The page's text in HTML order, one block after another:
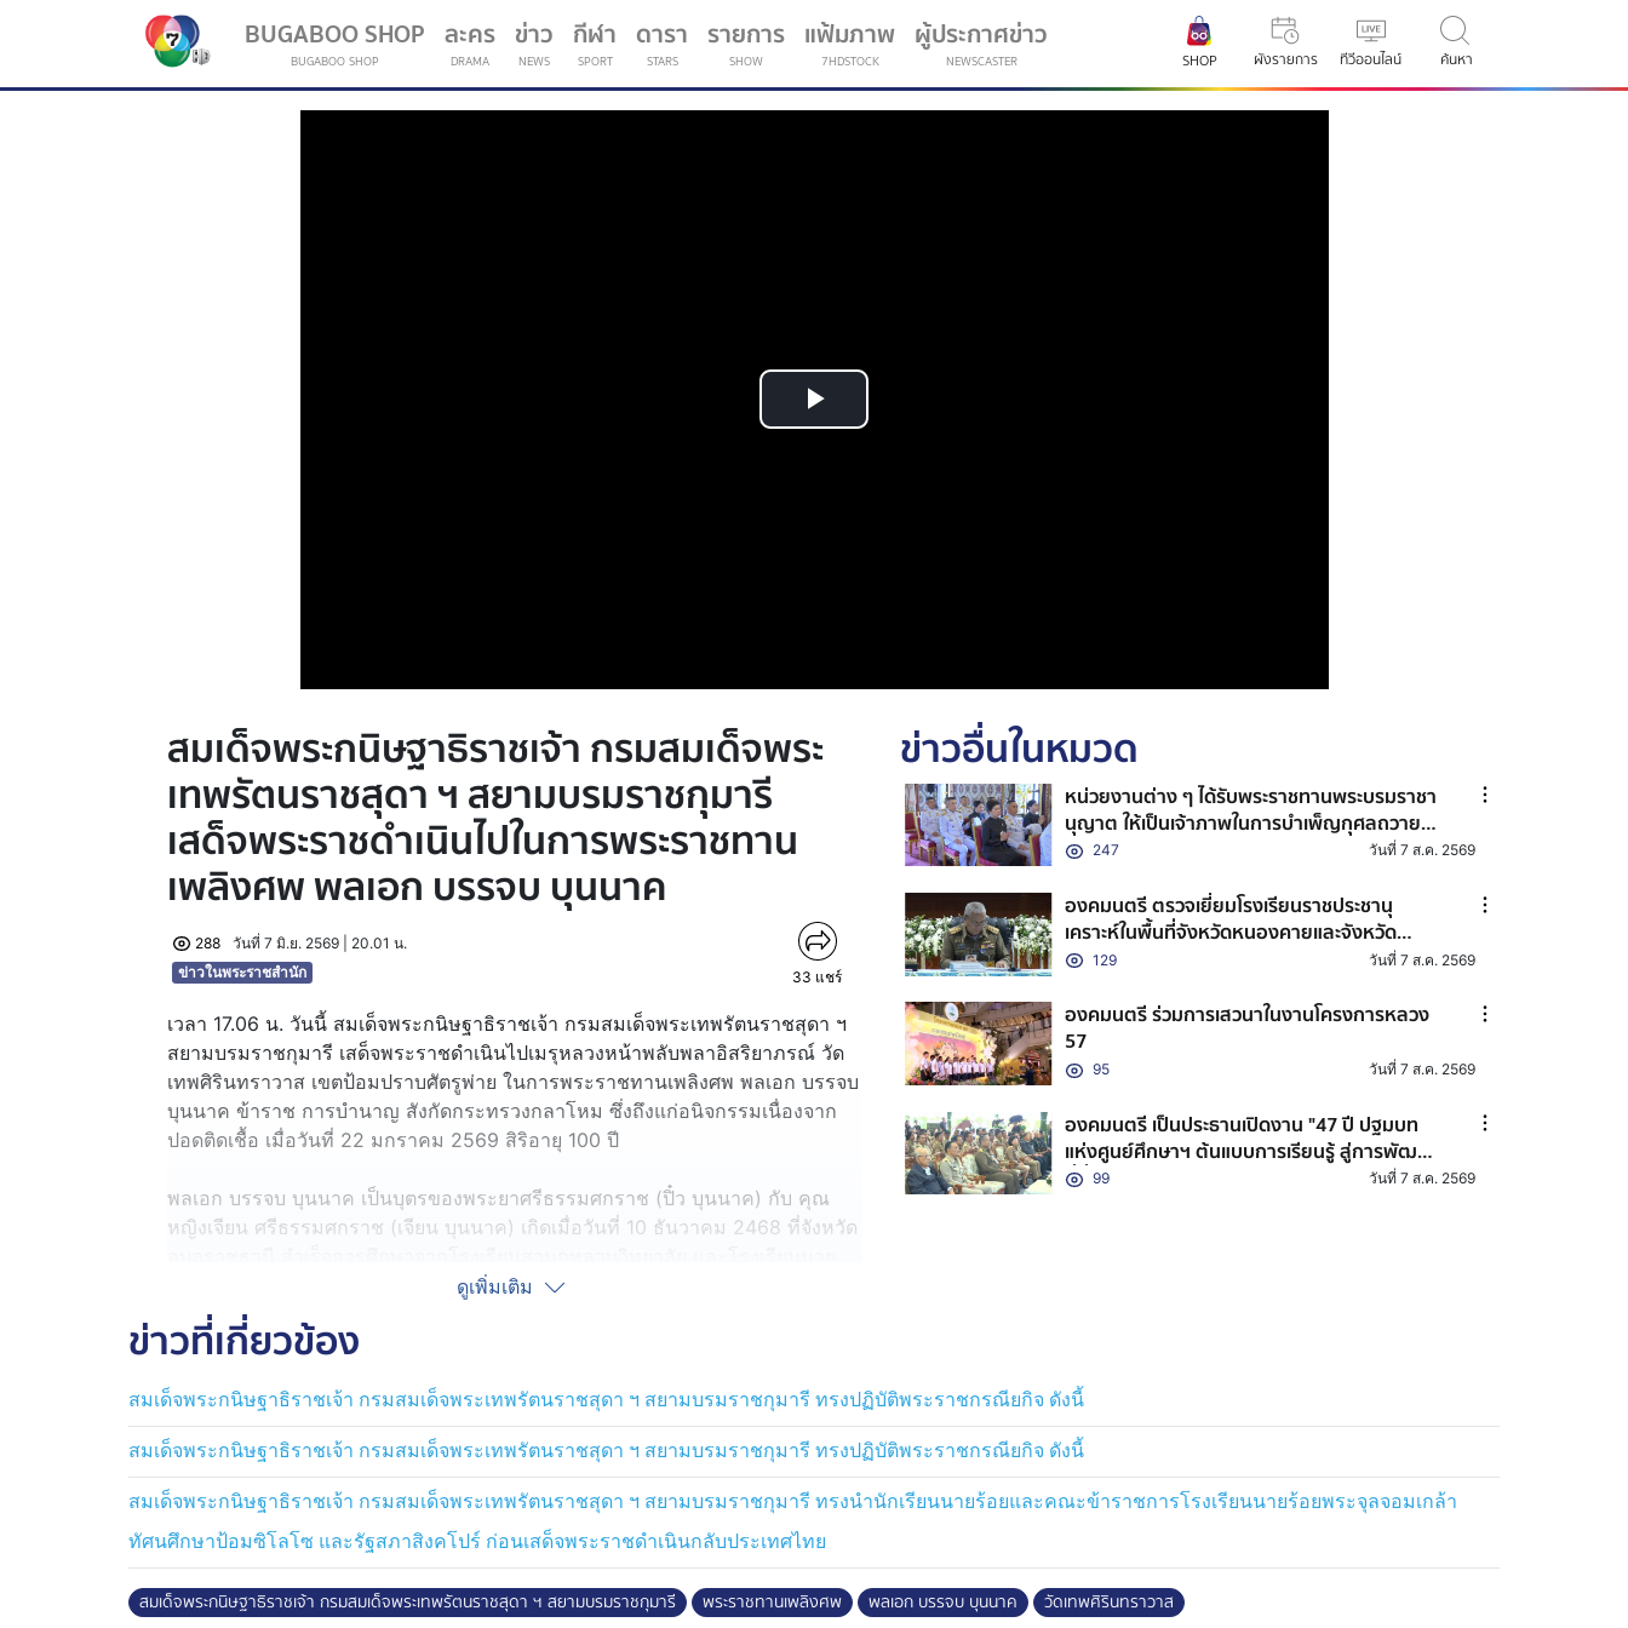
BUGABOO SHOP
BUGABOO SHOP
ละคร
DRAMA
ข่าว
NEWS
กีฬา
SPORT
(current)
ดารา
STARS
รายการ
SHOW
แฟ้มภาพ
7HDSTOCK
ผู้ประกาศข่าว
NEWSCASTER SHOP ผังรายการ ทีวีออนไลน์ ค้นหา
Play
สมเด็จพระกนิษฐาธิราชเจ้า กรมสมเด็จพระ
เทพรัตนราชสุดา ฯ สยามบรมราชกุมารี
เสด็จพระราชดำเนินไปในการพระราชทาน
เพลิงศพ พลเอก บรรจบ บุนนาค
288
วันที่ 7 มิ.ย. 2569 | 20.01 น.
ข่าวในพระราชสำนัก
33 แชร์
เวลา 17.06 น. วันนี้ สมเด็จพระกนิษฐาธิราชเจ้า กรมสมเด็จพระเทพรัตนราชสุดา ฯ
สยามบรมราชกุมารี เสด็จพระราชดำเนินไปเมรุหลวงหน้าพลับพลาอิสริยาภรณ์ วัด
เทพศิรินทราวาส เขตป้อมปราบศัตรูพ่าย ในการพระราชทานเพลิงศพ พลเอก บรรจบ
บุนนาค ข้าราช การบำนาญ สังกัดกระทรวงกลาโหม ซึ่งถึงแก่อนิจกรรมเนื่องจาก
ปอดติดเชื้อ เมื่อวันที่ 22 มกราคม 2569 สิริอายุ 100 ปี
พลเอก บรรจบ บุนนาค เป็นบุตรของพระยาศรีธรรมศกราช (ปิ๋ว บุนนาค) กับ คุณ
หญิงเจียน ศรีธรรมศกราช (เจียน บุนนาค) เกิดเมื่อวันที่ 10 ธันวาคม 2468 ที่จังหวัด
ร้อยพระจุลจอมเกล้า และมีโอกาสได้ไปศึกษาหลักสูตรโรงเรียนทหารช่าง ชั้น
ผบ.ร้อย และหลักสูตรการประปา ที่ Fort Belvoir รัฐเวอร์จิเนีย สหรัฐอเมริกา เมื่อรับ
ราชการแล้วมีโอกาสได้ศึกษาวิชาทางการทหารชั้นสูง ที่โรงเรียนเสนาธิการทหาร
(หลักสูตรเร่งรัด) ชุดที่ 11
พลเอก บรรจบ บุนนาค เป็นผู้มีความรู้ความสามารถ ปฏิบัติหน้าที่ด้วยความซื่อสัตย์
สุจริตและจงรักภักดี มีความเจริญก้าวหน้ามาโดยตลอด ในปี 2520 มีพระบรม
ราชโองการ โปรดเกล้าโปรดกระหม่อมให้เป็นราชองครักษ์เวร และในปี 2535 ได้
รับแต่งตั้งให้เป็นรัฐมนนตรีว่าการกระทรวงกลาโหม
ด้านชีวิตครอบครัว สมรสกับคุณหญิงอรนุช บุนนาค มีบุตร-ธิดา รวม 2 คน
ดูเพิ่มเติม
ข่าวอื่นในหมวด
หน่วยงานต่าง ๆ ได้รับพระราชทานพระบรมราชา
นุญาต ให้เป็นเจ้าภาพในการบำเพ็ญกุศลถวาย
พระบรมศพ สมเด็จพระนางเจ้าสิริกิติ์ พระบรม
247 วันที่ 7 ส.ค. 2569
องคมนตรี ตรวจเยี่ยมโรงเรียนราชประชานุ
เคราะห์ในพื้นที่จังหวัดหนองคายและจังหวัด
ขอนแก่น
129 วันที่ 7 ส.ค. 2569
องคมนตรี ร่วมการเสวนาในงานโครงการหลวง
57
95 วันที่ 7 ส.ค. 2569
องคมนตรี เป็นประธานเปิดงาน "47 ปี ปฐมบท
แห่งศูนย์ศึกษาฯ ต้นแบบการเรียนรู้ สู่การพัฒนา
ที่ยั่งยืน" ณ ศูนย์ศึกษาการพัฒนาเขาหินซ้อนอัน
99 วันที่ 7 ส.ค. 2569
ข่าวที่เกี่ยวข้อง
สมเด็จพระกนิษฐาธิราชเจ้า กรมสมเด็จพระเทพรัตนราชสุดา ฯ สยามบรมราชกุมารี ทรงปฏิบัติพระราชกรณียกิจ ดังนี้
สมเด็จพระกนิษฐาธิราชเจ้า กรมสมเด็จพระเทพรัตนราชสุดา ฯ สยามบรมราชกุมารี ทรงปฏิบัติพระราชกรณียกิจ ดังนี้
สมเด็จพระกนิษฐาธิราชเจ้า กรมสมเด็จพระเทพรัตนราชสุดา ฯ สยามบรมราชกุมารี ทรงนำนักเรียนนายร้อยและคณะข้าราชการโรงเรียนนายร้อยพระจุลจอมเกล้า
ทัศนศึกษาป้อมซิโลโซ และรัฐสภาสิงคโปร์ ก่อนเสด็จพระราชดำเนินกลับประเทศไทย
สมเด็จพระกนิษฐาธิราชเจ้า กรมสมเด็จพระเทพรัตนราชสุดา ฯ สยามบรมราชกุมารี พระราชทานเพลิงศพ พลเอก บรรจบ บุนนาค วัดเทพศิรินทราวาส